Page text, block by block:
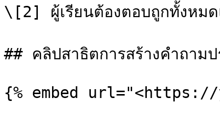
\[2] ผู้เรียนต้องตอบถูกทั้งหมด
## คลิปสาธิตการสร้างคำถาม